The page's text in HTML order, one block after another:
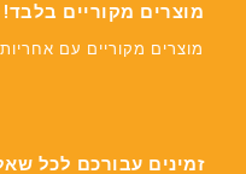
מוצרים מקוריים בלבד!
מוצרים מקוריים עם
זמינים עבורכם לכל